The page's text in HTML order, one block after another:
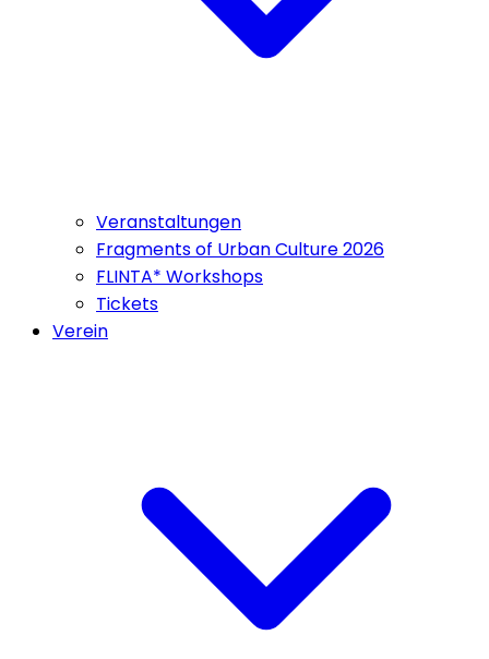
Veranstaltungen
Fragments of Urban Culture 2026
FLINTA* Workshops
Tickets
Verein